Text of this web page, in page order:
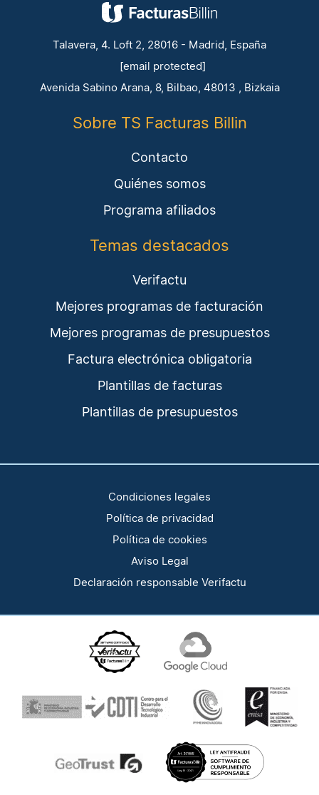
Talavera, 4. Loft 2, 28016 - Madrid, España
[email protected]
Avenida Sabino Arana, 8, Bilbao, 48013 , Bizkaia
Sobre TS Facturas Billin
Contacto
Quiénes somos
Programa afiliados
Temas destacados
Verifactu
Mejores programas de facturación
Mejores programas de presupuestos
Factura electrónica obligatoria
Plantillas de facturas
Plantillas de presupuestos
Condiciones legales
Política de privacidad
Política de cookies
Aviso Legal
Declaración responsable Verifactu